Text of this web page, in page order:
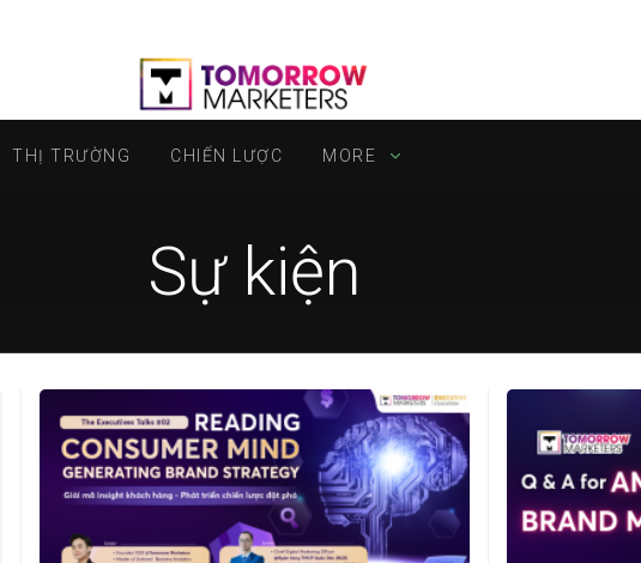
THỊ TRƯỜNG CHIẾN LƯỢC MORE
Sự kiện